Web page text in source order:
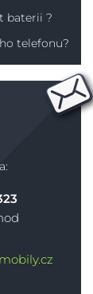
baterii ?
telefonu?